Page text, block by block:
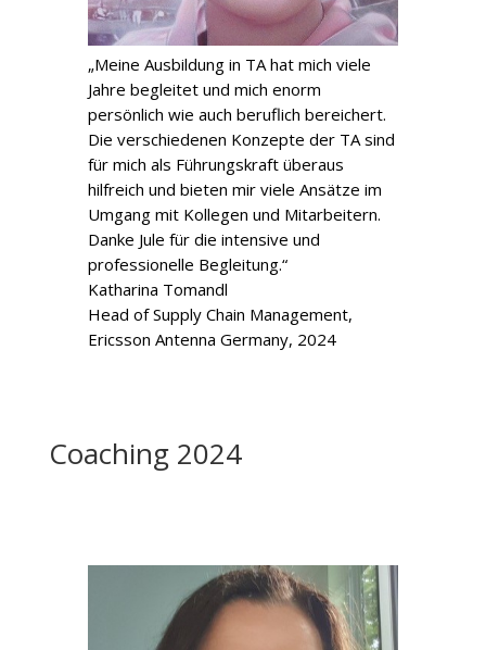
„Meine Ausbildung in TA hat mich viele
Jahre begleitet und mich enorm
persönlich wie auch beruflich bereichert.
Die verschiedenen Konzepte der TA sind
für mich als Führungskraft überaus
hilfreich und bieten mir viele Ansätze im
Umgang mit Kollegen und Mitarbeitern.
Danke Jule für die intensive und
professionelle Begleitung.“
Katharina Tomandl
Head of Supply Chain Management,
Ericsson Antenna Germany, 2024
Coaching 2024